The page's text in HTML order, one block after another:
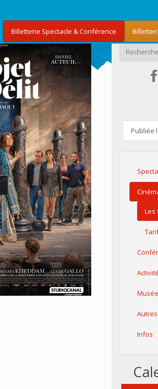
Billetterie Spectacle & Conférence
Publiée
Les
Musée
Infos